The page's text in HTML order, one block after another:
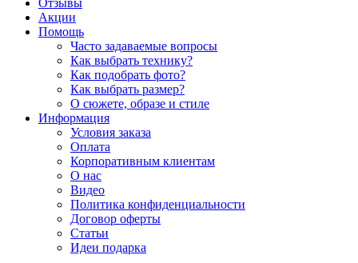
Отзывы
Акции
Помощь
Часто задаваемые вопросы
Как выбрать технику?
Как подобрать фото?
Как выбрать размер?
О сюжете, образе и стиле
Информация
Условия заказа
Оплата
Корпоративным клиентам
О нас
Видео
Политика конфиденциальности
Договор оферты
Статьи
Идеи подарка